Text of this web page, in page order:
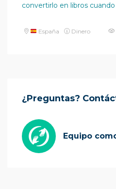
convertirlo en libros
España Dinero
¿Preguntas?
Equipo